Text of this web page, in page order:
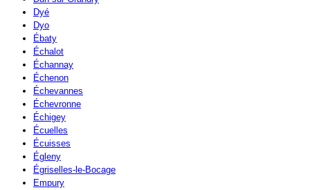
Dyé
Dyo
Ébaty
Échalot
Échannay
Échenon
Échevannes
Échevronne
Échigey
Écuelles
Écuisses
Égleny
Égriselles-le-Bocage
Empury